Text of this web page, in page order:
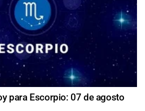
para Escorpio: 07 de agosto